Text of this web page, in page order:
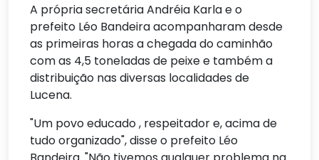
A própria secretária Andréia Karla e o
prefeito Léo Bandeira acompanharam desde
as primeiras horas a chegada do caminhão
com as 4,5 toneladas de peixe e também a
distribuição nas diversas localidades de
Lucena.
"Um povo educado , respeitador e, acima de
tudo organizado", disse o prefeito Léo